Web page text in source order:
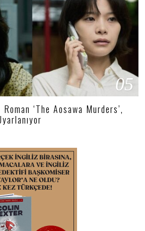
05
‘The Aosawa Murders’,